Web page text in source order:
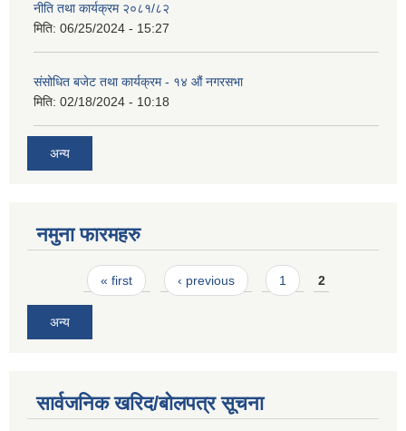
नीति तथा कार्यक्रम २०८१/८२
मिति: 06/25/2024 - 15:27
संसोधित बजेट तथा कार्यक्रम - १४ औं नगरसभा
मिति: 02/18/2024 - 10:18
अन्य
नमुना फारमहरु
Pages« first ‹ previous 1 2
अन्य
सार्वजनिक खरिद/बोलपत्र सूचना